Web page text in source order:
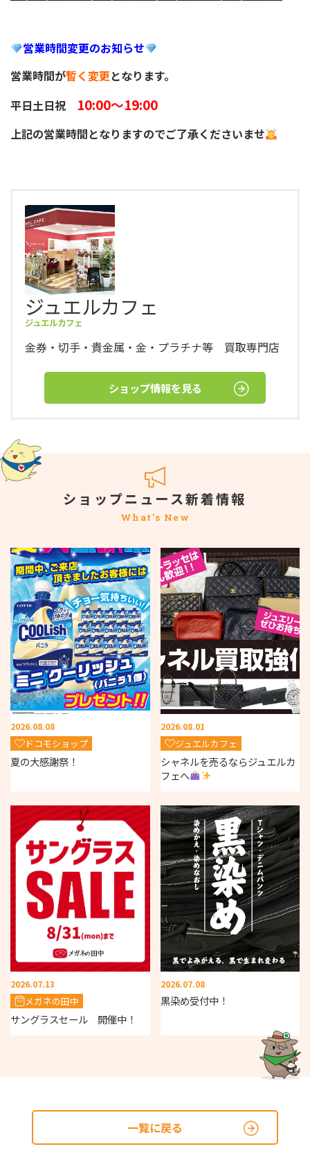
営業時間変更のお知らせ
営業時間が暫く変更となります。
平日土日祝 10:00～19:00
上記の営業時間となりますのでご了承くださいませ
ジュエルカフェ
ジュエルカフェ
金券・切手・貴金属・金・プラチナ等 買取専門店
ショップ情報を見る
ショップニュース新着情報
What's New
2026.08.08
ドコモショップ
夏の大感謝祭！
2026.08.01
ジュエルカフェ
シャネルを売るならジュエルカ
フェへ
2026.07.13
メガネの田中
サングラスセール 開催中！
2026.07.08
黒染め受付中！
一覧に戻る